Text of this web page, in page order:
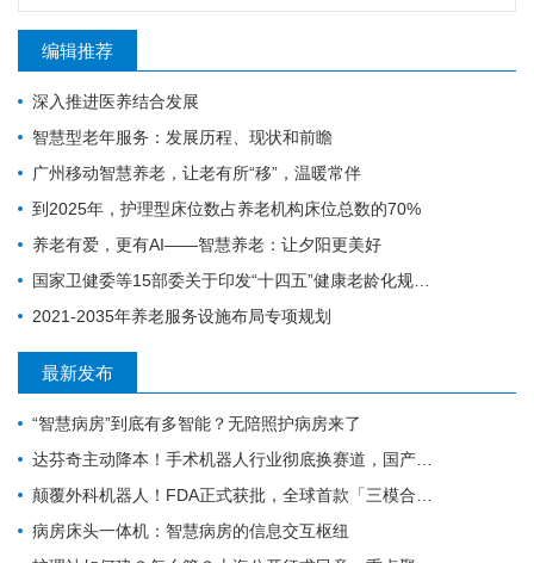
编辑推荐
深入推进医养结合发展
智慧型老年服务：发展历程、现状和前瞻
广州移动智慧养老，让老有所“移”，温暖常伴
到2025年，护理型床位数占养老机构床位总数的70%
养老有爱，更有AI——智慧养老：让夕阳更美好
国家卫健委等15部委关于印发“十四五”健康老龄化规划的通知
2021-2035年养老服务设施布局专项规划
最新发布
“智慧病房”到底有多智能？无陪照护病房来了
达芬奇主动降本！手术机器人行业彻底换赛道，国产替代迎关键变局
颠覆外科机器人！FDA正式获批，全球首款「三模合一」手术机器人诞生
病房床头一体机：智慧病房的信息交互枢纽